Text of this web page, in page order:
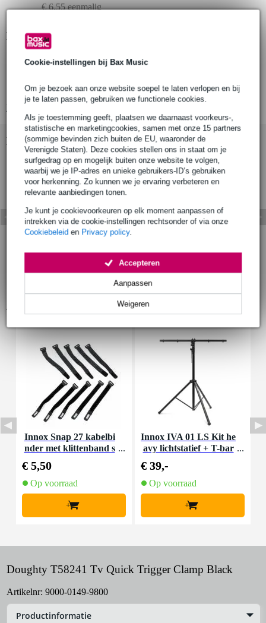
Cookie-instellingen bij Bax Music
Om je bezoek aan onze website soepel te laten verlopen en bij
je te laten passen, gebruiken we functionele cookies.
Als je toestemming geeft, plaatsen we daarnaast voorkeurs-,
statistische en marketingcookies, samen met onze 15 partners
(sommige bevinden zich buiten de EU, waaronder de
Verenigde Staten). Deze cookies stellen ons in staat om je
surfgedrag op en mogelijk buiten onze website te volgen,
waarbij we je IP-adres en unieke gebruikers-ID’s gebruiken
voor herkenning. Zo kunnen we je ervaring verbeteren en
relevante aanbiedingen tonen.
Je kunt je cookievoorkeuren op elk moment aanpassen of
intrekken via de cookie-instellingen rechtsonder of via onze
Cookiebeleid en Privacy policy.
Weigeren
Aanpassen
Accepteren
€ 6,55 eenmalig
Productinformatie
Aantal stuks
Kleur
Bekijk alle productspecificaties
Bekijk ook eens (1)
Innox Snap 27 kabelbi
nder met klittenband s
€ 5,50
Op voorraad
+
Innox IVA 01 LS Kit he
avy lichtstatief + T-bar
€ 39,-
Op voorraad
+
Doughty T58241 Tv Quick Trigger Clamp Black
Artikelnr: 9000-0149-9800
Productinformatie